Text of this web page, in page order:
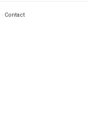
· Contact